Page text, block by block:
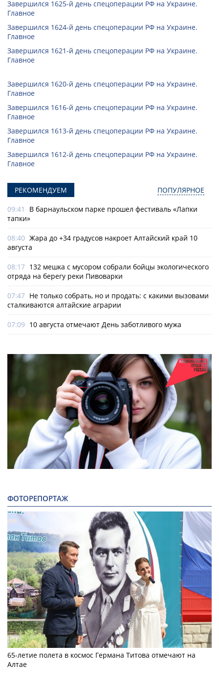
Завершился 1625-й день спецоперации РФ на Украине.
Главное
Завершился 1624-й день спецоперации РФ на Украине.
Главное
Завершился 1621-й день спецоперации РФ на Украине.
Главное
Завершился 1620-й день спецоперации РФ на Украине.
Главное
Завершился 1616-й день спецоперации РФ на Украине.
Главное
Завершился 1613-й день спецоперации РФ на Украине.
Главное
Завершился 1612-й день спецоперации РФ на Украине.
Главное
РЕКОМЕНДУЕМ ПОПУЛЯРНОЕ
09:41
В барнаульском парке прошел фестиваль «Лапки
тапки»
08:40 Жара до +34 градусов накроет Алтайский край 10
августа
08:17 132 мешка с мусором собрали бойцы экологического
отряда на берегу реки Пивоварки
07:47 Не только собрать, но и продать: с какими вызовами
сталкиваются алтайские аграрии
07:09 10 августа отмечают День заботливого мужа
ФОТОРЕПОРТАЖ
65-летие полета в космос Германа Титова отмечают на
Алтае